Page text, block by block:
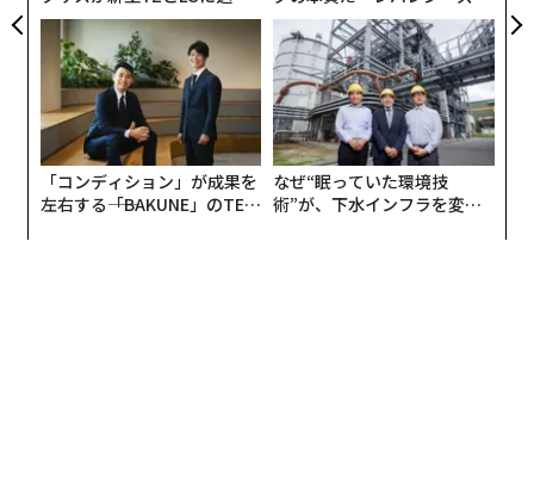
た「DISCOVER」の哲学
実践する、次世代ファームの
全貌
「コンディション」が成果を
左右する――「BAKUNE」のTEN
なぜ“眠っていた環境技
術”が、下水インフラを変え